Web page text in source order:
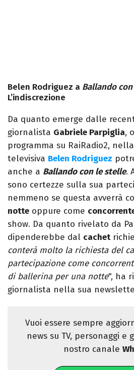
Belen Rodriguez a Ballando
L’indiscrezione
Da quanto emerge dalle
giornalista Gabriele Parpiglia,
programma su RaiRadio2,
televisiva Belen Rodriguez
anche a Ballando con le stelle.
sono certezze sulla sua
nemmeno se questa avverrà
notte oppure come
show. Da quanto rivelato da
dipenderebbe dal cachet
conterà molto la richiesta del
partecipazione come
di ballerina per una notte", ha
giornalista nella sua
Vuoi essere sempre
news su TV, personaggi e
nostro canale